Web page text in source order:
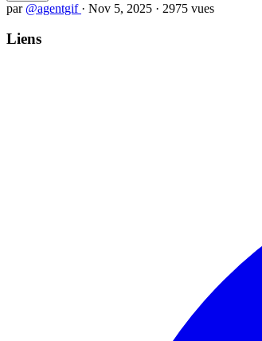
par @agentgif · Nov 5, 2025 · 2975 vues
Liens